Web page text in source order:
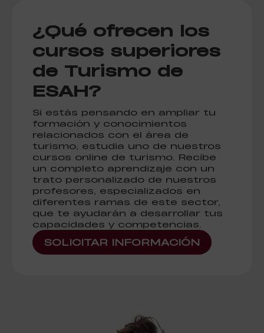
¿Qué ofrecen los
cursos superiores
de Turismo de
ESAH?
Si estás pensando en ampliar tu
formación y conocimientos
relacionados con el área de
turismo, estudia uno de nuestros
cursos online de turismo. Recibe
un completo aprendizaje con un
trato personalizado de nuestros
profesores, especializados en
diferentes ramas de este sector,
que te ayudarán a desarrollar tus
capacidades y competencias.
SOLICITAR INFORMACIÓN